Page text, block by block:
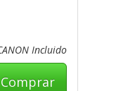
Incluido
Comprar